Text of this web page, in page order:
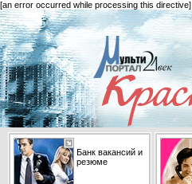
[an error occurred while processing this directive]
Банк вакансий и
резюме